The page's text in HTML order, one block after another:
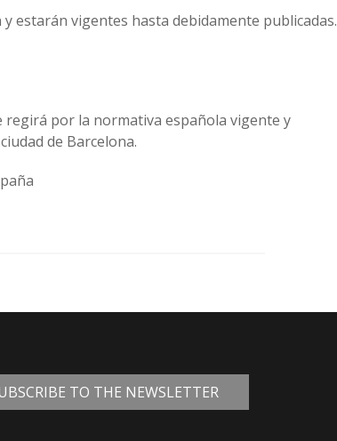
estarán vigentes hasta debidamente publicadas.
regirá por la normativa española vigente y
de Barcelona.
TO THE NEWSLETTER